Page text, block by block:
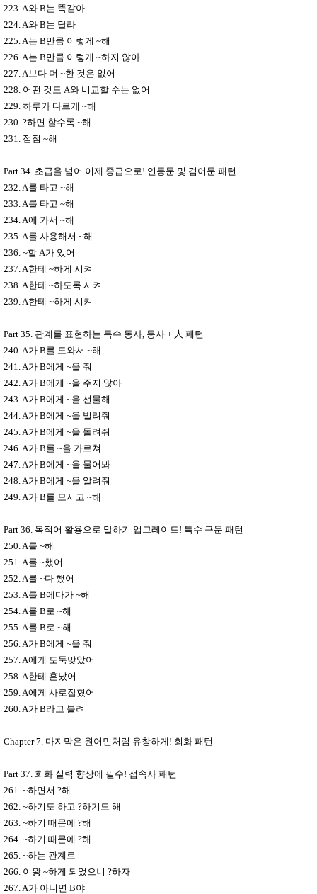
223. A와 B는 똑같아
224. A와 B는 달라
225. A는 B만큼 이렇게 ~해
226. A는 B만큼 이렇게 ~하지 않아
227. A 보다 더 ~한 것은 없어
228. 어떤 것도 A와 비교할 수는 없어
229. 하루가 다르게 ~해
230. ?하면 할수록 ~해
231. 점점 ~해
Part 34. 초급을 넘어 이제 중급으로 ! 연동문 및 겸어문 패턴
232. A를 타고 ~해
233. A를 타고 ~해
234. A에 가서 ~해
235. A를 사용해서 ~해
236. ~할 A가 있어
237. A한테 ~하게 시켜
238. A한테 ~하도록 시켜
239. A한테 ~하게 시켜
Part 35. 관계를 표현하는 특수 동사 동사 + 人 패턴
240. A가 B를 도와서 ~해
241. A가 B에게 ~을 줘
242. A가 B에게 ~을 주지 않아
243. A가 B에게 ~을 선물해
244. A가 B에게 ~을 빌려줘
245. A가 B에게 ~을 돌려줘
246. A가 B를 ~을 가르쳐
247. A가 B에게 ~을 물어봐
248. A가 B에게 ~을 알려줘
249. A가 B를 모시고 ~해
Part 36. 목적어 활용으로 말하기 업그레이드 ! 특수 구문 패턴
250. A를 ~해
251. A를 ~했어
252. A를 ~다 했어
253. A를 B에다가 ~해
254. A를 B 로 ~해
255. A를 B 로 ~해
256. A가 B에게 ~을 줘
257. A에게 도둑맞았어
258. A한테 혼났어
259. A에게 사로잡혔어
260. A가 B라고 불려
Chapter 7. 마지막은 원어민처럼 유창하게 ! 회화 패턴
Part 37. 회화 실력 향상에 필수! 접속사 패턴
261. ~하면서 ?해
262. ~하기도 하고 ?하기도 해
263. ~하기 때문에 ?해
264. ~하기 때문에 ?해
265. ~하는 관계로
266. 이왕 ~하게 되었으니 ?하자
267. A가 아니면 B야